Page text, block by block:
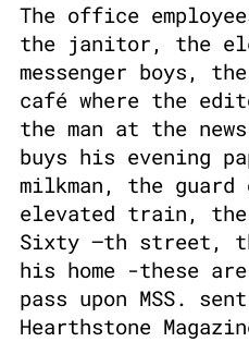
The office
the janitor, the
messenger boys,
café where the
the man at the
buys his evening
milkman, the guard
elevated train,
Sixty —th street,
his home -these
pass upon MSS.
Hearthstone